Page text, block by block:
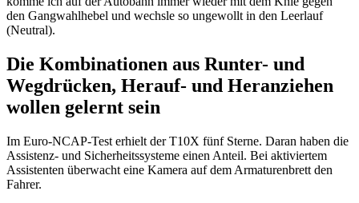
den Gangwahlhebel und wechsle so ungewollt in den Leerlauf
(Neutral).
Die Kombinationen aus Runter- und
Wegdrücken, Herauf- und Heranziehen
wollen gelernt sein
Im Euro-NCAP-Test erhielt der T10X fünf Sterne. Daran haben die
Assistenz- und Sicherheitssysteme einen Anteil. Bei aktiviertem
Assistenten überwacht eine Kamera auf dem Armaturenbrett den
Fahrer.